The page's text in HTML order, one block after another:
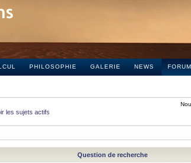
PHILOSOPHIE GALERIE NEWS FORUM
les sujets actifs
Question de recherche